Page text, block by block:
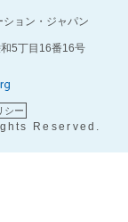
ョン・ジャパン
5丁目16番16号
シー
Reserved.